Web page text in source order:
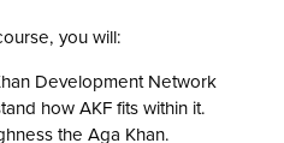
you will:
Development Network
how AKF fits within it.
the Aga Khan.